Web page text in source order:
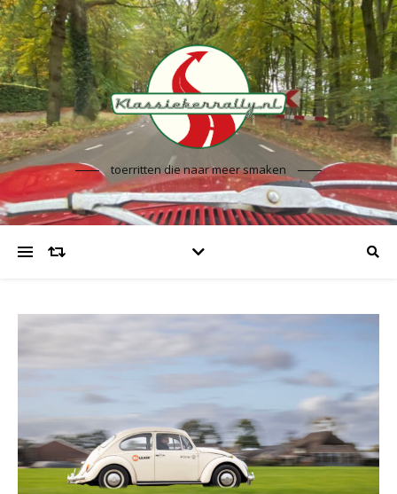
toerritten die naar meer smaken